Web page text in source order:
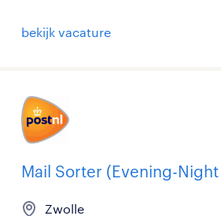
bekijk vacature
Mail Sorter (Evening-Night
Zwolle